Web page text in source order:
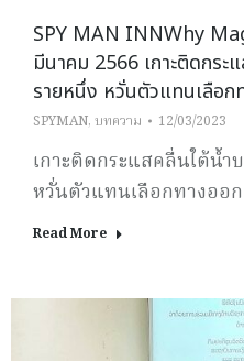
SPY MAN INNWhy
มีนาคม 2566 เกาะติดกระ
รายหนึ่ง หวั่นตัวแทนเลือก
SPYMAN, บทความ 12/03/2023
เกาะติดกระแสคลื่นใต้น้ำ
หวั่นตัวแทนเลือกทางออ
Read More